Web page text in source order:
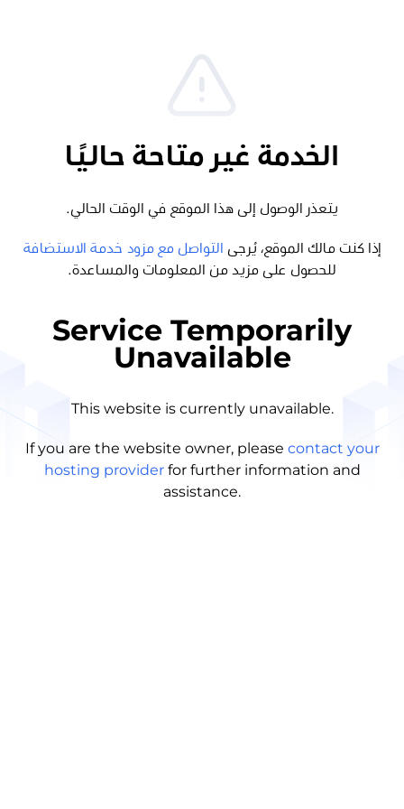
الخدمة غير متاحة حاليًا
يتعذر الوصول إلى هذا الموقع في الوقت الحالي.
إذا كنت مالك الموقع، يُرجى
التواصل مع مزود خدمة الاستضافة
للحصول على مزيد من المعلومات والمساعدة.
Service Temporarily
Unavailable
This website is currently unavailable.
If you are the website owner, please contact your
hosting provider for further information and
assistance.